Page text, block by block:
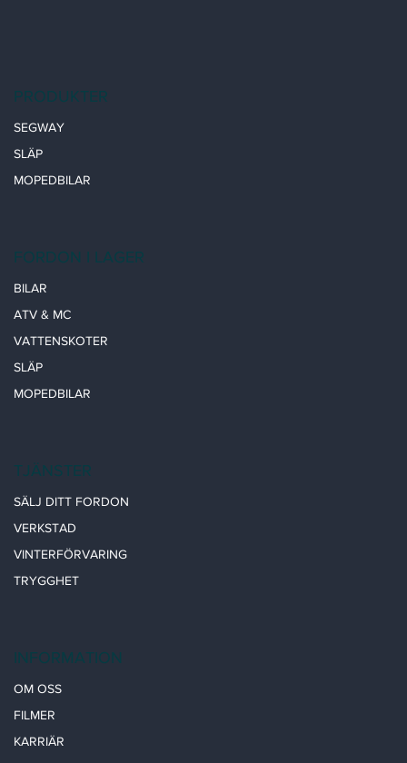
PRODUKTER
SEGWAY
SLÄP
MOPEDBILAR
FORDON I LAGER
BILAR
ATV & MC
VATTENSKOTER
SLÄP
MOPEDBILAR
TJÄNSTER
SÄLJ DITT FORDON
VERKSTAD
VINTERFÖRVARING
TRYGGHET
INFORMATION
OM OSS
FILMER
KARRIÄR